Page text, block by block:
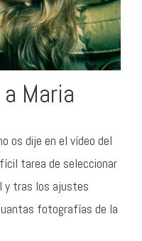
Maria
os dije en el vídeo del
tarea de seleccionar
tras los ajustes
fotografías de la